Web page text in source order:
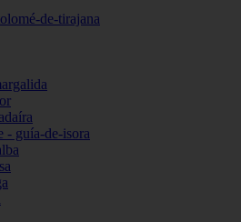
de-tirajana
- guía-de-isora